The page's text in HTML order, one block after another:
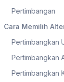
Pertimbangan
Cara Memilih
Pertimbangkan
Pertimbangkan
Pertimbangkan